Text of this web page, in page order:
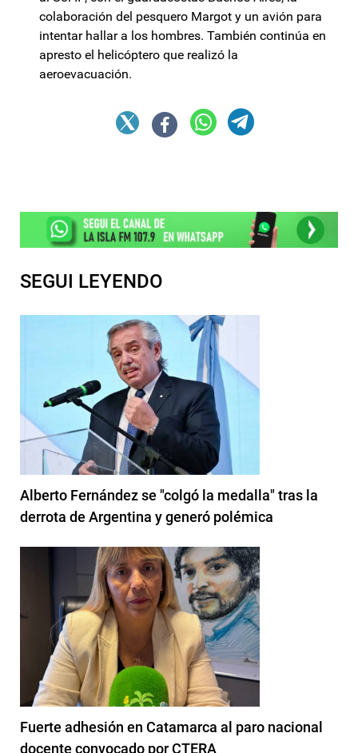
colaboración del pesquero Margot y un avión para
intentar hallar a los hombres. También continúa en
apresto el helicóptero que realizó la
aeroevacuación.
SEGUI LEYENDO
Alberto Fernández se "colgó la medalla" tras la
derrota de Argentina y generó polémica
Fuerte adhesión en Catamarca al paro nacional
docente convocado por CTERA